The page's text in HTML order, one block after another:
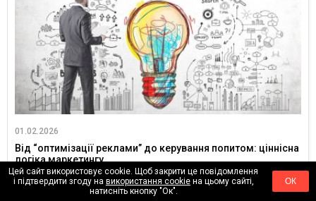
01.02.2026
Від “оптимізації реклами” до керування попитом: ціннісна
логіка маркетингу
0 4622
Цей сайт використовує cookie. Щоб закрити це повідомлення
і підтвердити згоду на використання cookieна цьому сайті,
натисніть кнопку "Ок".
ОК